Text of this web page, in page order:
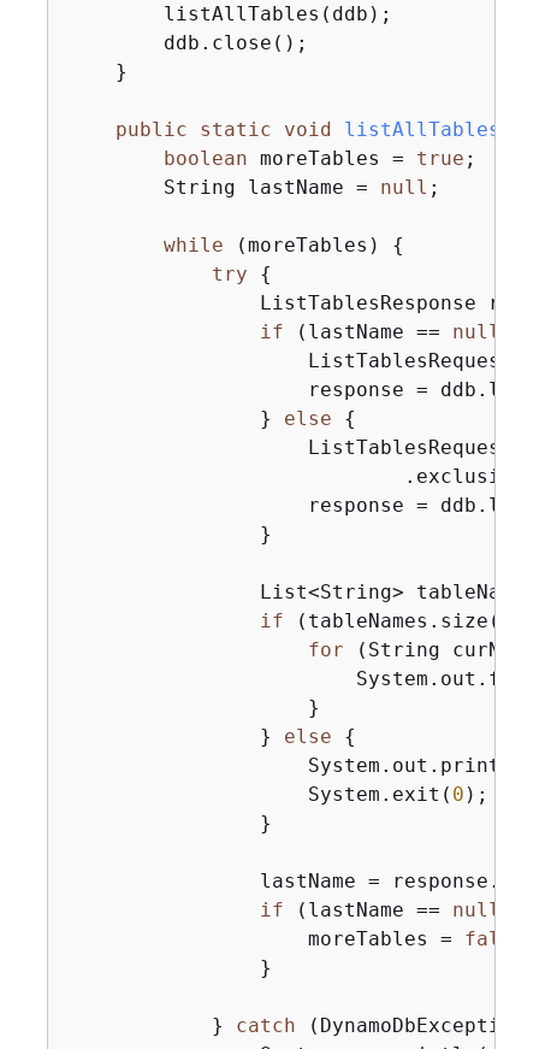
        listAllTables(ddb);
        ddb.close();
    }
public static void listAllTables
boolean moreTables = true ;
        String lastName =
null ;
while (moreTables) {
try
{
ListTablesResponse
if (lastName == null
ListTablesRequest
response =
                }
else
{
ListTablesRequest
response =
                }
List<String>
if (tableNames.size()
for (String
                    }
                }
else
{
                    System.out.println(
                    System.exit(
0 );
                }
lastName =
if (lastName == null
                    moreTables =
false
                }
            }
catch